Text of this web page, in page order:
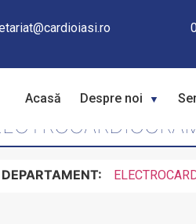
Acasă Despre noi
DEPARTAMENT: